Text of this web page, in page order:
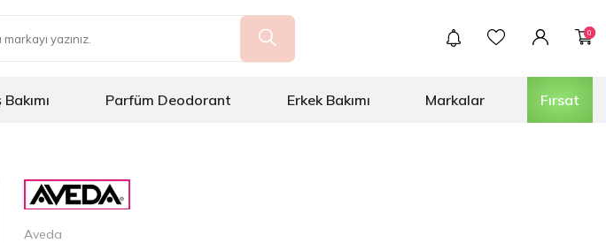
0
Parfüm Deodorant Erkek Bakımı Markalar Fırsat
Aveda